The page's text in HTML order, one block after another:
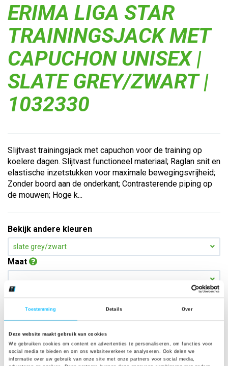
Toestemming Details Over
Deze website maakt gebruik van cookies
We gebruiken cookies om content en advertenties te personaliseren, om functies voor
social media te bieden en om ons websiteverkeer te analyseren. Ook delen we
informatie over uw gebruik van onze site met onze partners voor social media,
ERIMA LIGA STAR
TRAININGSJACK MET
CAPUCHON UNISEX |
SLATE GREY/ZWART |
1032330
Slijtvast trainingsjack met capuchon voor de training op
koelere dagen. Slijtvast functioneel materiaal; Raglan snit en
elastische inzetstukken voor maximale bewegingsvrijheid;
Zonder boord aan de onderkant; Contrasterende piping op
de mouwen; Hoge k...
Bekijk andere kleuren
slate grey/zwart
Maat
Aantal
*Gratis verzending vanaf €150,- exclusief BTW